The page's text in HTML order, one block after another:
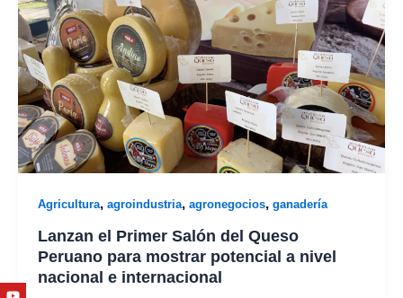
Agricultura, agroindustria, agronegocios, ganadería
Lanzan el Primer Salón del Queso
Peruano para mostrar potencial a nivel
nacional e internacional
Youtube
Facebook
Twitter
Linkedin
Instagram